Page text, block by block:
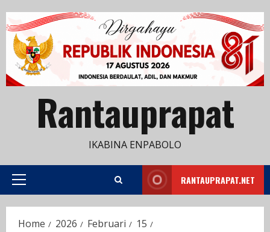
to
content
Rantauprapat
IKABINA ENPABOLO
Primary
RANTAUPRAPAT.NET
Home 2026 Februari
15